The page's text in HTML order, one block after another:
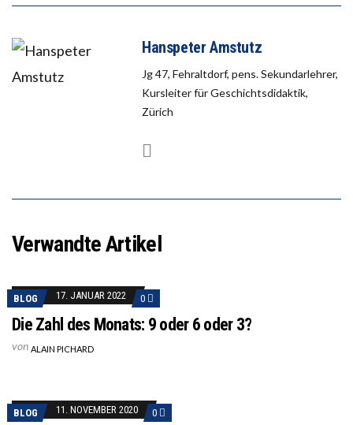
Hanspeter Amstutz
Jg 47, Fehraltdorf, pens. Sekundarlehrer,
Kursleiter für Geschichtsdidaktik,
Zürich
Verwandte Artikel
BLOG 17. JANUAR 2022 0
Die Zahl des Monats: 9 oder 6 oder 3?
von ALAIN PICHARD
BLOG 11. NOVEMBER 2020 0